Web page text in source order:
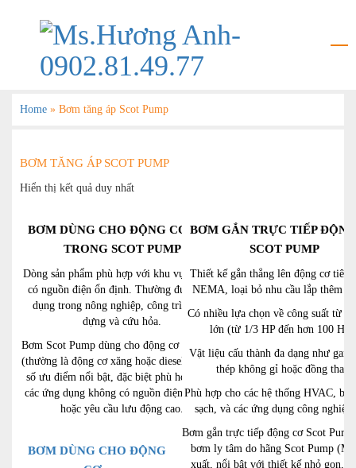
Home » Bơm tăng áp Scot Pump
BƠM TĂNG ÁP SCOT PUMP
Hiển thị kết quả duy nhất
BƠM DÙNG CHO ĐỘNG CƠ ĐỐT
TRONG SCOT PUMP
Dòng sản phẩm phù hợp với khu vực không
có nguồn điện ổn định. Thường được ứng
dụng trong nông nghiệp, công trình xây
dựng và cứu hỏa.
Bơm Scot Pump dùng cho động cơ đốt trong
(thường là động cơ xăng hoặc diesel) có một
số ưu điểm nổi bật, đặc biệt phù hợp trong
các ứng dụng không có nguồn điện ổn định
hoặc yêu cầu lưu động cao.
BƠM DÙNG CHO ĐỘNG
BƠM GẮN TRỰC TIẾP
SCOT PUMP
Thiết kế gắn thẳng lên động cơ tiêu
NEMA, loại bỏ nhu cầu lắp thêm
Có nhiều lựa chọn về công suất từ
lớn (từ 1/3 HP đến hơn 100
Vật liệu cấu thành đa dạng như
thép không gỉ hoặc đồng thau.
Phù hợp cho các hệ thống HVAC,
sạch, và các ứng dụng công nghiệp
Bơm gắn trực tiếp động cơ Scot
bơm ly tâm do hãng Scot Pump
xuất, nổi bật với thiết kế nhỏ gọn,